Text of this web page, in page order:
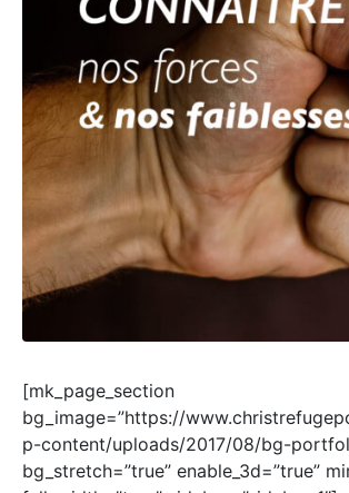
[mk_page_section
bg_image=”https://
p-content/uploads/2017/08/bg-
bg_stretch=”true” enable_3d=”true”